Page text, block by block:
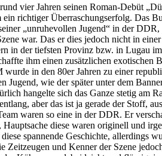
vier Jahren seinen Roman-Debüt
richtiger Überraschungserfolg. Das
„unruhevollen Jugend“ in der
war. Das er dies jedoch nicht in
in der tiefsten Provinz bzw. in Lugau
ihm einen zusätzlichen exotischen
in den 80er Jahren zu einer
Jugend, wie der später unter dem
hangelte sich das Ganze stetig am
aber das ist ja gerade der Stoff,
waren so eine in der DDR. Er
diese waren originell und
spannende Geschichte, allerdings
Zeitzeugen und Kenner der Szene